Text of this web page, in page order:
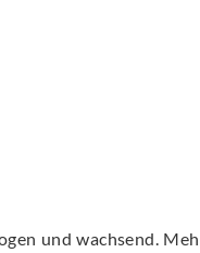
und wachsend.